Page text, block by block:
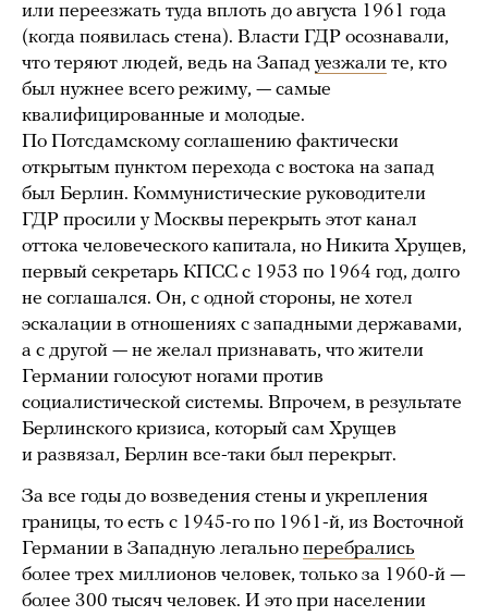
или переезжать туда вплоть до августа 1961 года
(когда появилась стена). Власти ГДР осознавали,
что теряют людей, ведь на Запад уезжали те, кто
был нужнее всего режиму, — самые
квалифицированные и молодые.
По Потсдамскому соглашению фактически
открытым пунктом перехода с востока на запад
был Берлин. Коммунистические руководители
ГДР просили у Москвы перекрыть этот канал
оттока человеческого капитала, но Никита Хрущев,
первый секретарь КПСС с 1953 по 1964 год, долго
не соглашался. Он, с одной стороны, не хотел
эскалации в отношениях с западными державами,
а с другой — не желал признавать, что жители
Германии голосуют ногами против
социалистической системы. Впрочем, в результате
Берлинского кризиса, который сам Хрущев
и развязал, Берлин все-таки был перекрыт.
За все годы до возведения стены и укрепления
границы, то есть с 1945-го по 1961-й, из Восточной
Германии в Западную легально перебрались
более трех миллионов человек, только за 1960-й —
более 300 тысяч человек. И это при населении